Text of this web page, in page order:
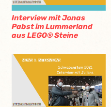
Interview mit Jonas
Pabst im Lummerland
aus LEGO® Steine